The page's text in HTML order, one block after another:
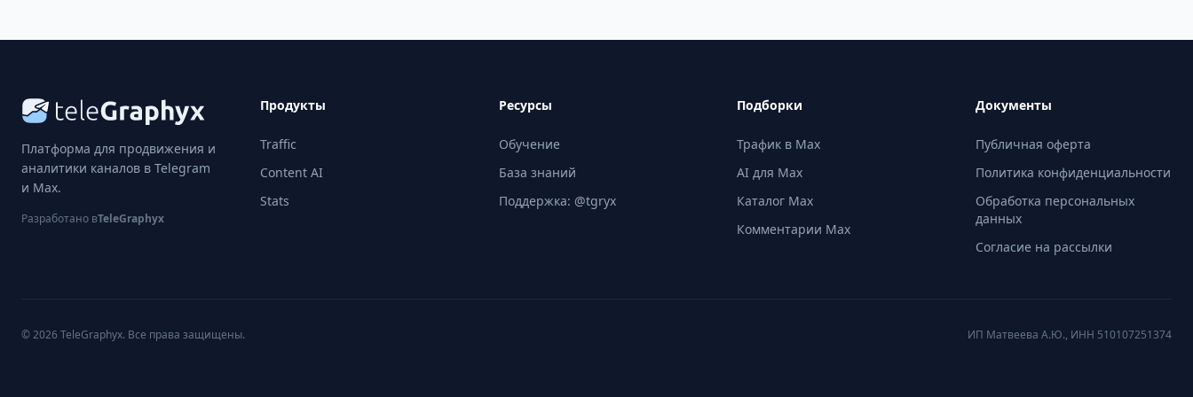
Платформа для продвижения и
аналитики каналов в Telegram
и Max.
Разработано вTeleGraphyx
Продукты
Traffic
Content AI
Stats
Ресурсы
Обучение
База знаний
Поддержка: @tgryx
Подборки
Трафик в Max
AI для Max
Каталог Max
Комментарии Max
Документы
Публичная оферта
Политика конфиденциальности
Обработка персональных
данных
Согласие на рассылки
© 2026 TeleGraphyx. Все права защищены. ИП Матвеева А.Ю., ИНН 510107251374